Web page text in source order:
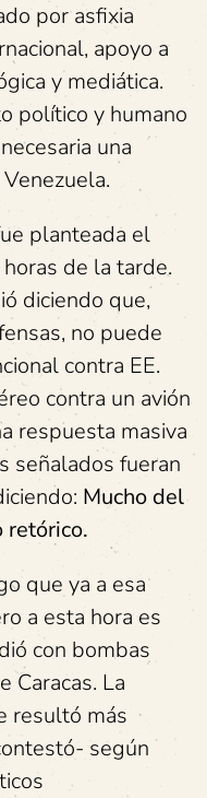
por asfixia
apoyo a
y mediática.
político y humano
una
planteada el
de la tarde.
diciendo que,
no puede
contra EE.
contra un avión
respuesta masiva
señalados fueran
Mucho del
retórico.
que ya a esa
a esta hora es
con bombas
Caracas. La
resultó más
según